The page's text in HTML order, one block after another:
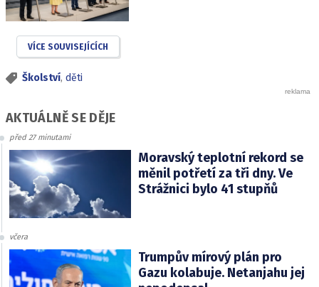
VÍCE SOUVISEJÍCÍCH
Školství, děti
AKTUÁLNĚ SE DĚJE
před 27 minutami
Moravský teplotní rekord se
měnil potřetí za tři dny. Ve
Strážnici bylo 41 stupňů
včera
Trumpův mírový plán pro
Gazu kolabuje. Netanjahu jej